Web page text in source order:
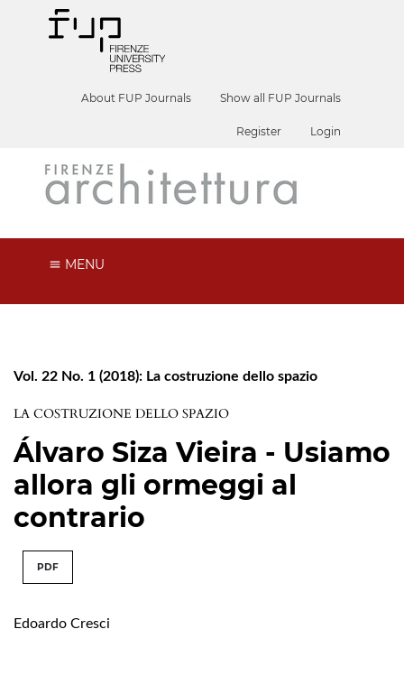
About FUP Journals Show all FUP Journals
Register Login
MENU
Vol. 22 No. 1 (2018): La costruzione dello spazio
LA COSTRUZIONE DELLO SPAZIO
Álvaro Siza Vieira - Usiamo
allora gli ormeggi al
contrario
PDF
Edoardo Cresci